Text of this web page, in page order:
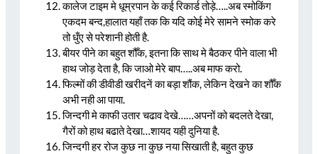
कालेज टाइम मे धूम्रपान के कई रिकार्ड तोड़े…..अब स्मोकिंग
एकदम बन्द,हालात यहाँ तक कि यदि कोई मेरे सामने स्मोक करे
तो धुँए से परेशानी होती है.
बीयर पीने का बहुत शौँक, इतना कि साथ मे बैठकर पीने वाला भी
हाथ जोड़ देता है, कि जाओ मेरे बाप…..अब माफ करो.
फिल्मों की डीवीडी खरीदनें का बड़ा शौंक, लेकिन देखने का शौँक
अभी नही आ पाया.
जिन्दगी मे काफी उतार चढाव देखे……अपनों को बदलते देखा,
गैरों को हाथ बढाते देखा…शायद यही दुनिया है.
जिन्दगी हर रोज कुछ ना कुछ नया सिखाती है, बहुत कुछ